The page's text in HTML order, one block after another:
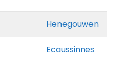
Henegouwen
Ecaussinnes